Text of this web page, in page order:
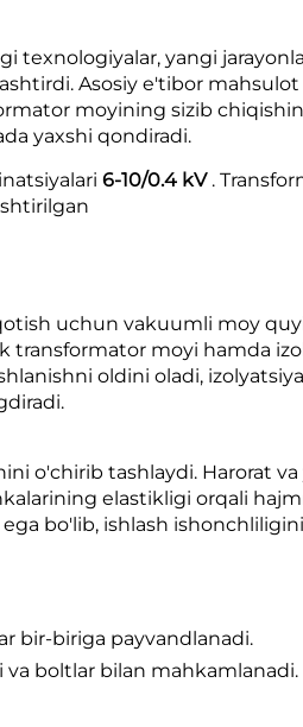
texnologiyalar, yangi
Asosiy e'tibor
moyining sizib
yaxshi qondiradi.
6-10/0.4 kV .
uchun vakuumli moy
transformator moyi hamda
oldini oladi,
o'chirib tashlaydi. Harorat
elastikligi orqali
bo'lib, ishlash ishonchliligini
bir-biriga payvandlanadi.
boltlar bilan mahkamlanadi.